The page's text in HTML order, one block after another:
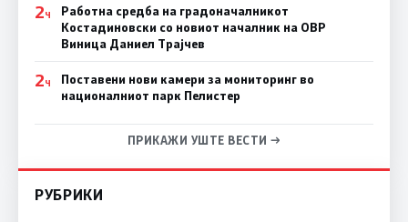
2Ч
Работна средба на градоначалникот
Костадиновски со новиот началник на ОВР
Виница Даниел Трајчев
2Ч
Поставени нови камери за мониторинг во
националниот парк Пелистер
ПРИКАЖИ УШТЕ ВЕСТИ →
РУБРИКИ